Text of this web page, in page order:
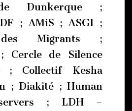
Dunkerque ;
; AMiS ; ASGI ;
des Migrants ;
Cercle de Silence
; Collectif Kesha
; Diakité ; Human
; LDH –